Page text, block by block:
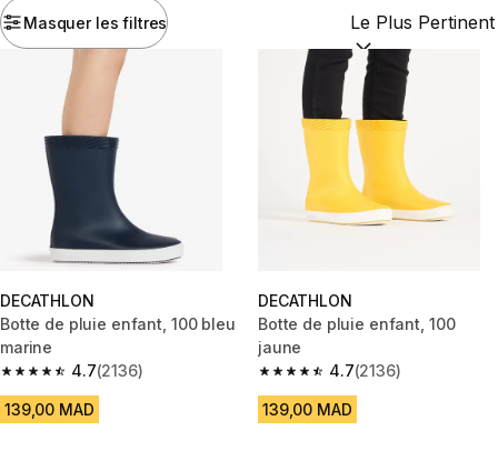
Masquer les filtres Trier par :
DECATHLON
Botte de pluie enfant, 100 bleu
marine
4.7
4.7 out of 5 stars from 2136 reviews
(2136)
139,00 MAD
DECATHLON
Botte de pluie enfant, 100
jaune
4.7
4.7 out of 5 stars from 2136
(2136)
139,00 MAD